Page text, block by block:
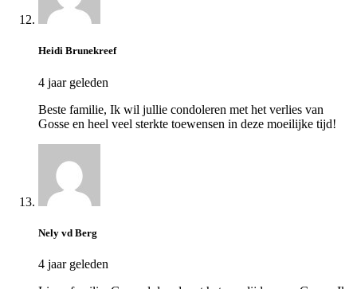
Heidi Brunekreef
4 jaar geleden
Beste familie, Ik wil jullie condoleren met het verlies van
Gosse en heel veel sterkte toewensen in deze moeilijke tijd!
Nely vd Berg
4 jaar geleden